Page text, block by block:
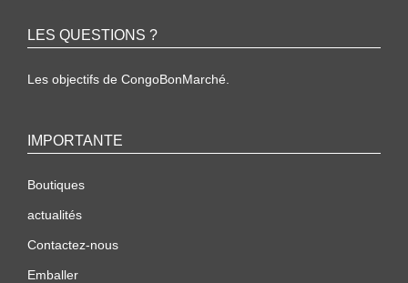
LES QUESTIONS ?
Les objectifs de CongoBonMarché.
IMPORTANTE
Boutiques
actualités
Contactez-nous
Emballer